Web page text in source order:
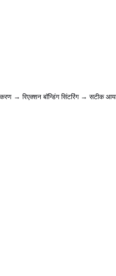
→ रिएक्शन बॉन्डिंग सिंटरिंग → सटीक